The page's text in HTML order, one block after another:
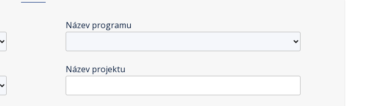
Název programu
Název projektu